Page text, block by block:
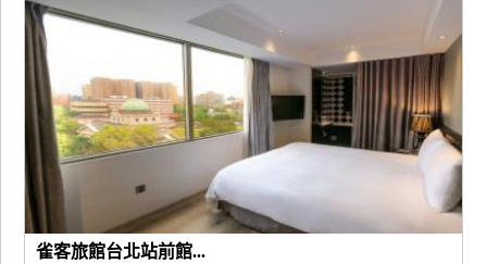
計
劃
商
宣
傳
雀客旅館台北站前館...